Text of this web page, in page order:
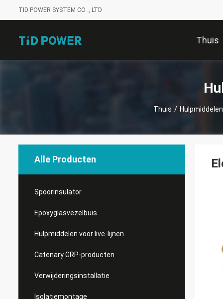
TID POWER SYSTEM CO ., LTD
Thuis
Thuis /
Alle Producten
Spoorinsulator
Epoxyglasvezelbuis
Hulpmiddelen voor live-lijnen
Catenary GRP-producten
Verwijderingsinstallatie
Isolatiemontage